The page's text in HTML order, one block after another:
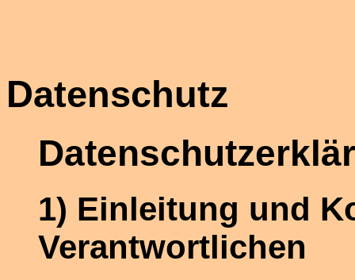
Datenschutz
1) Einleitung und
Verantwortlichen